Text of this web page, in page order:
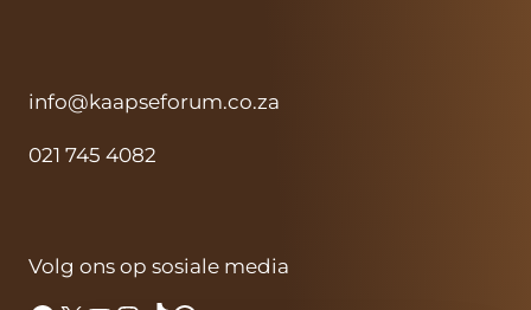
info@kaapseforum.co.za
021 745 4082
Volg ons op sosiale media